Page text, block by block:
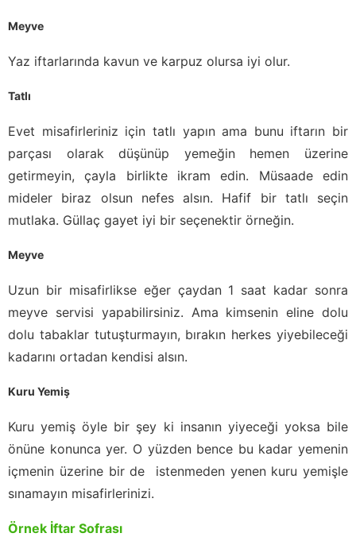
Meyve
Yaz iftarlarında kavun ve karpuz olursa iyi olur.
Tatlı
Evet misafirleriniz için tatlı yapın ama bunu iftarın bir
parçası olarak düşünüp yemeğin hemen üzerine
getirmeyin, çayla birlikte ikram edin. Müsaade edin
mideler biraz olsun nefes alsın. Hafif bir tatlı seçin
mutlaka. Güllaç gayet iyi bir seçenektir örneğin.
Meyve
Uzun bir misafirlikse eğer çaydan 1 saat kadar sonra
meyve servisi yapabilirsiniz. Ama kimsenin eline dolu
dolu tabaklar tutuşturmayın, bırakın herkes yiyebileceği
kadarını ortadan kendisi alsın.
Kuru Yemiş
Kuru yemiş öyle bir şey ki insanın yiyeceği yoksa bile
önüne konunca yer. O yüzden bence bu kadar yemenin
içmenin üzerine bir de istenmeden yenen kuru yemişle
sınamayın misafirlerinizi.
Örnek İftar Sofrası